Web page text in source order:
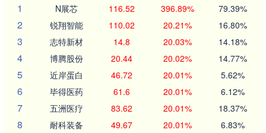
1
N展芯 116.52 396.89% 79.39%
2 锐翔智能 110.02 20.21% 16.80%
3 志特新材 14.8 20.03% 14.18%
4 博腾股份 20.44 20.02% 14.77%
5 近岸蛋白 46.72 20.01% 5.62%
6 毕得医药 61.6 20.01% 6.12%
7 五洲医疗 83.62 20.01% 18.37%
8 耐科装备 49.67 20.01% 6.83%